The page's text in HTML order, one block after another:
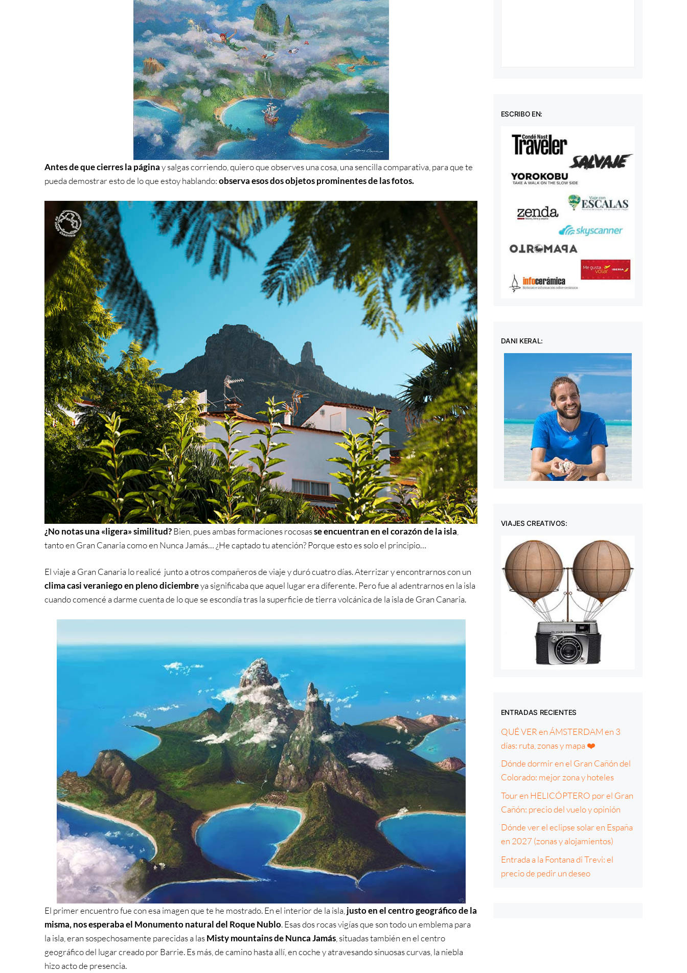
Antes de que cierres la páginay salgas corriendo, quiero que observes una cosa, una sencilla comparativa, para que te
pueda demostrar esto de lo que estoy hablando:observa esos dos objetos prominentes de las fotos.
¿No notas una «ligera» similitud?Bien, pues ambas formaciones rocosasse encuentran en el corazón de la isla
tanto en Gran Canaria como en Nunca Jamás… ¿He captado tu atención? Porque esto es solo el principio…
El viaje a Gran Canaria lo realicé junto a otros compañeros de viaje y duró cuatro días. Aterrizar y encontrarnos con un
clima casi veraniego en pleno diciembreya significaba que aquel lugar era diferente. Pero fue al adentrarnos en la isla
cuando comencé a darme cuenta de lo que se escondía tras la superficie de tierra volcánica de la isla de Gran Canaria.
El primer encuentro fue con esa imagen que te he mostrado. En el interior de la isla, justo en el centro geográfico de la
misma, nos esperaba el Monumento natural del Roque Nublo. Esas dos rocas vigías que son todo un emblema para
la isla, eran sospechosamente parecidas a lasMisty mountains de Nunca Jamás , situadas también en el centro
geográfico del lugar creado por Barrie. Es más, de camino hasta allí, en coche y atravesando sinuosas curvas, la niebla
hizo acto de presencia.
ESCRIBO EN:
DANI KERAL:
VIAJES CREATIVOS:
ENTRADAS RECIENTES
QUÉ VER en ÁMSTERDAM en 3
días: ruta, zonas y mapa ❤️
Dónde dormir en el Gran Cañón del
Colorado: mejor zona y hoteles
Tour en HELICÓPTERO por el Gran
Cañón: precio del vuelo y opinión
Dónde ver el eclipse solar en España
en 2027 (zonas y alojamientos)
Entrada a la Fontana di Trevi: el
precio de pedir un deseo